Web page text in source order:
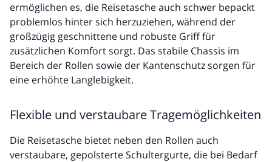
ermöglichen es, die Reisetasche auch schwer bepackt
problemlos hinter sich herzuziehen, während der
großzügig geschnittene und robuste Griff für
zusätzlichen Komfort sorgt. Das stabile Chassis im
Bereich der Rollen sowie der Kantenschutz sorgen für
eine erhöhte Langlebigkeit.
Flexible und verstaubare Tragemöglichkeiten
Die Reisetasche bietet neben den Rollen auch
verstaubare, gepolsterte Schultergurte, die bei Bedarf